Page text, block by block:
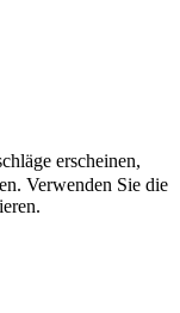
erscheinen,
Verwenden Sie die